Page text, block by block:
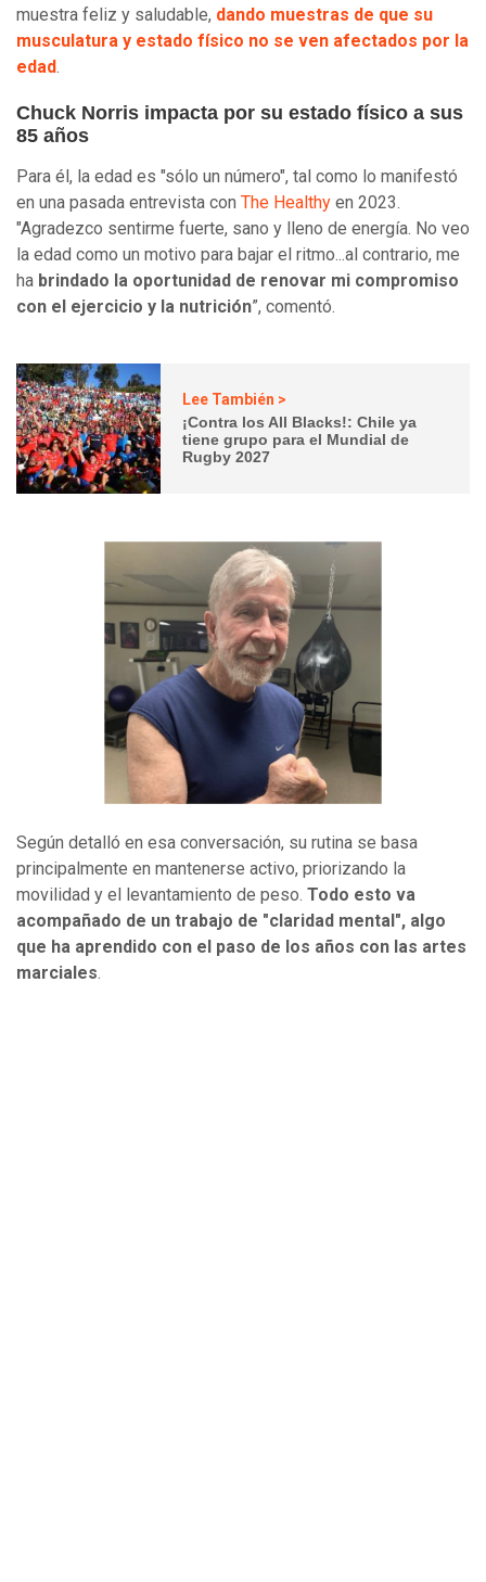
muestra feliz y saludable, dando muestras de que su
musculatura y estado físico no se ven afectados por la
edad.
Chuck Norris impacta por su estado físico a sus
85 años
Para él, la edad es "sólo un número", tal como lo manifestó
en una pasada entrevista con The Healthy en 2023.
"Agradezco sentirme fuerte, sano y lleno de energía. No veo
la edad como un motivo para bajar el ritmo...al contrario, me
ha brindado la oportunidad de renovar mi compromiso
con el ejercicio y la nutrición”, comentó.
Lee También >
¡Contra los All Blacks!: Chile ya
tiene grupo para el Mundial de
Rugby 2027
Según detalló en esa conversación, su rutina se basa
principalmente en mantenerse activo, priorizando la
movilidad y el levantamiento de peso. Todo esto va
acompañado de un trabajo de "claridad mental", algo
que ha aprendido con el paso de los años con las artes
marciales